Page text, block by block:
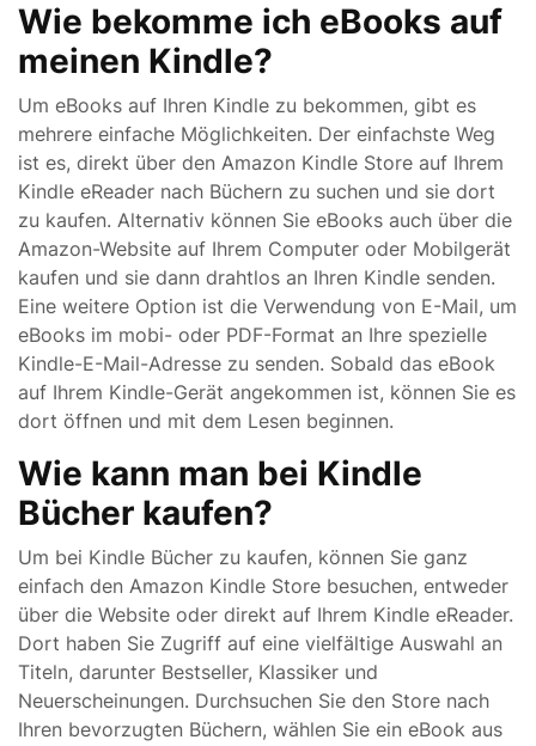
Wie bekomme ich eBooks auf
meinen Kindle?
Um eBooks auf Ihren Kindle zu bekommen, gibt es
mehrere einfache Möglichkeiten. Der einfachste Weg
ist es, direkt über den Amazon Kindle Store auf Ihrem
Kindle eReader nach Büchern zu suchen und sie dort
zu kaufen. Alternativ können Sie eBooks auch über die
Amazon-Website auf Ihrem Computer oder Mobilgerät
kaufen und sie dann drahtlos an Ihren Kindle senden.
Eine weitere Option ist die Verwendung von E-Mail, um
eBooks im mobi- oder PDF-Format an Ihre spezielle
Kindle-E-Mail-Adresse zu senden. Sobald das eBook
auf Ihrem Kindle-Gerät angekommen ist, können Sie es
dort öffnen und mit dem Lesen beginnen.
Wie kann man bei Kindle
Bücher kaufen?
Um bei Kindle Bücher zu kaufen, können Sie ganz
einfach den Amazon Kindle Store besuchen, entweder
über die Website oder direkt auf Ihrem Kindle eReader.
Dort haben Sie Zugriff auf eine vielfältige Auswahl an
Titeln, darunter Bestseller, Klassiker und
Neuerscheinungen. Durchsuchen Sie den Store nach
Ihren bevorzugten Büchern, wählen Sie ein eBook aus